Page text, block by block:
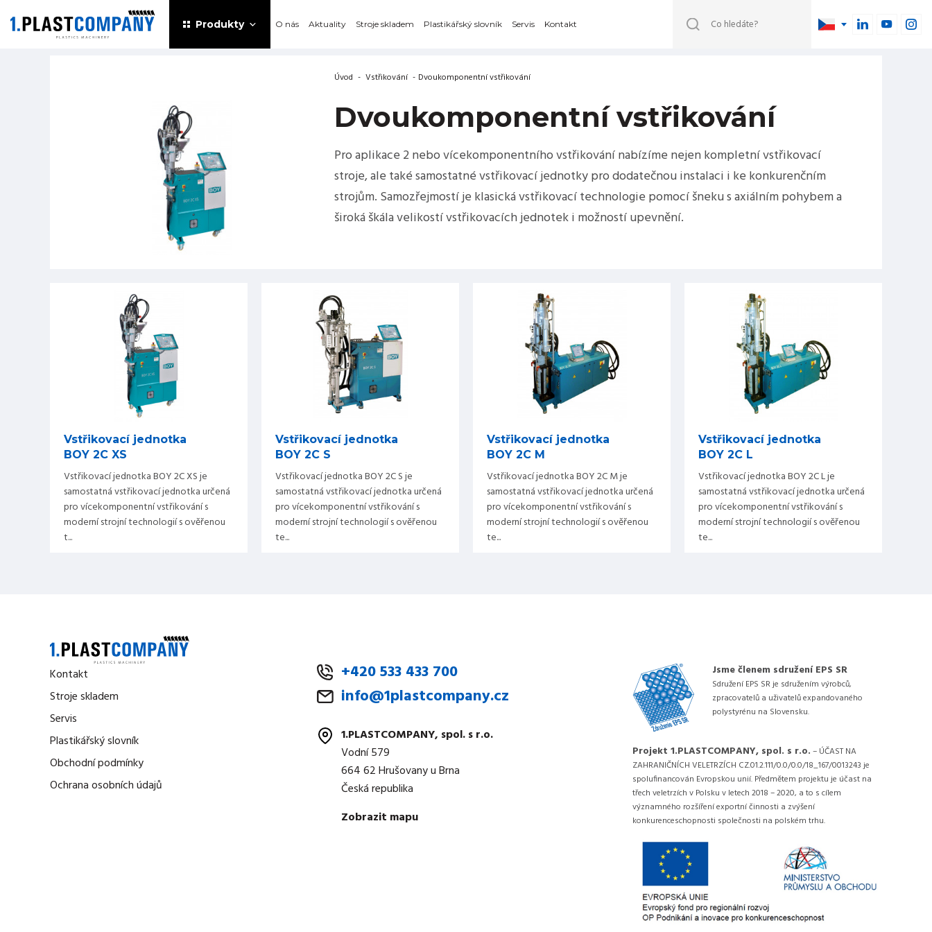
Produkty O nás Aktuality Stroje skladem Plastikářský slovník Servis Kontakt
Úvod - Vstřikování - Dvoukomponentní vstřikování
Dvoukomponentní vstřikování
Pro aplikace 2 nebo vícekomponentního vstřikování nabízíme nejen kompletní vstřikovací
stroje, ale také samostatné vstřikovací jednotky pro dodatečnou instalaci i ke konkurenčním
strojům. Samozřejmostí je klasická vstřikovací technologie pomocí šneku s axiálním pohybem a
široká škála velikostí vstřikovacích jednotek i možností upevnění.
Vstřikovací jednotka
BOY 2C XS
Vstřikovací jednotka BOY 2C XS je
samostatná vstřikovací jednotka určená
pro vícekomponentní vstřikování s
moderní strojní technologií s ověřenou
t...
Vstřikovací jednotka
BOY 2C S
Vstřikovací jednotka BOY 2C S je
samostatná vstřikovací jednotka určená
pro vícekomponentní vstřikování s
moderní strojní technologií s ověřenou
te...
Vstřikovací jednotka
BOY 2C M
Vstřikovací jednotka BOY 2C M je
samostatná vstřikovací jednotka určená
pro vícekomponentní vstřikování s
moderní strojní technologií s ověřenou
te...
Vstřikovací jednotka
BOY 2C L
Vstřikovací jednotka BOY 2C L je
samostatná vstřikovací jednotka určená
pro vícekomponentní vstřikování s
moderní strojní technologií s ověřenou
te...
Kontakt
Stroje skladem
Servis
Plastikářský slovník
Obchodní podmínky
Ochrana osobních údajů
+420 533 433 700
info@1plastcompany.cz
1.PLASTCOMPANY, spol. s r.o.
Vodní 579
664 62 Hrušovany u Brna
Česká republika
Zobrazit mapu
Jsme členem sdružení EPS SR
Sdružení EPS SR je sdružením výrobců,
zpracovatelů a uživatelů expandovaného
polystyrénu na Slovensku.
Projekt 1.PLASTCOMPANY, spol. s r.o. – ÚČAST NA
ZAHRANIČNÍCH VELETRZÍCH CZ.01.2.111/0.0/0.0/18_167/0013243 je
spolufinancován Evropskou unií. Předmětem projektu je účast na
třech veletrzích v Polsku v letech 2018 – 2020, a to s cílem
významného rozšíření exportní činnosti a zvýšení
konkurenceschopnosti společnosti na polském trhu.